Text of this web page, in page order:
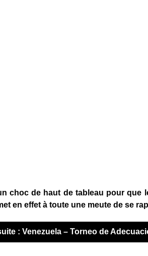
choc de haut de tableau pour que
en effet à toute une meute de se
: Venezuela – Torneo de